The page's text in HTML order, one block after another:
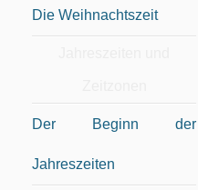
Die Weihnachtszeit
Der Beginn der
Jahreszeiten